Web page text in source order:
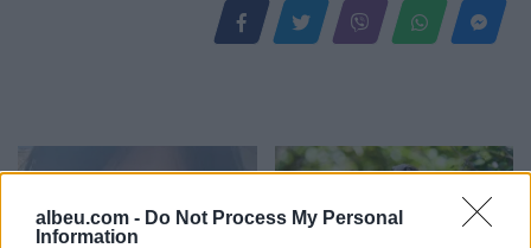
albeu.com - Do Not Process My Personal
Information